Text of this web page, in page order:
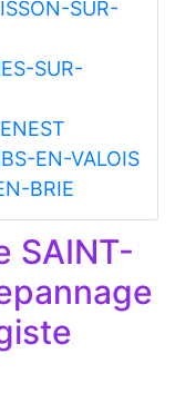
SUR-
SUR-
EN-VALOIS
BRIE
SAINT-